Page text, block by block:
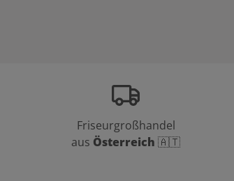
Friseurgroßhandel
aus Österreich 🇦🇹